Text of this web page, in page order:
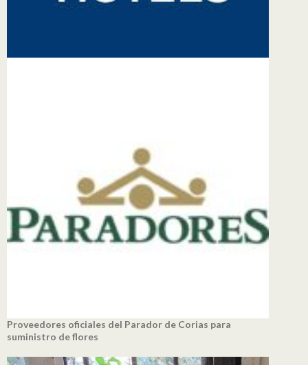
Proveedores oficiales del Parador de Corias para
suministro de flores